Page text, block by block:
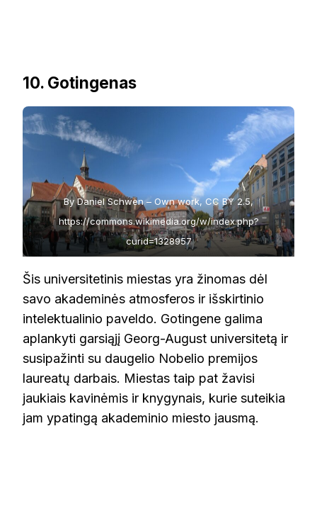
10. Gotingenas
By Daniel Schwen – Own work, CC BY 2.5,
https://commons.wikimedia.org/w/index.php?
curid=1328957
Šis universitetinis miestas yra žinomas dėl
savo akademinės atmosferos ir išskirtinio
intelektualinio paveldo. Gotingene galima
aplankyti garsiąjį Georg-August universitetą ir
susipažinti su daugelio Nobelio premijos
laureatų darbais. Miestas taip pat žavisi
jaukiais kavinėmis ir knygynais, kurie suteikia
jam ypatingą akademinio miesto jausmą.